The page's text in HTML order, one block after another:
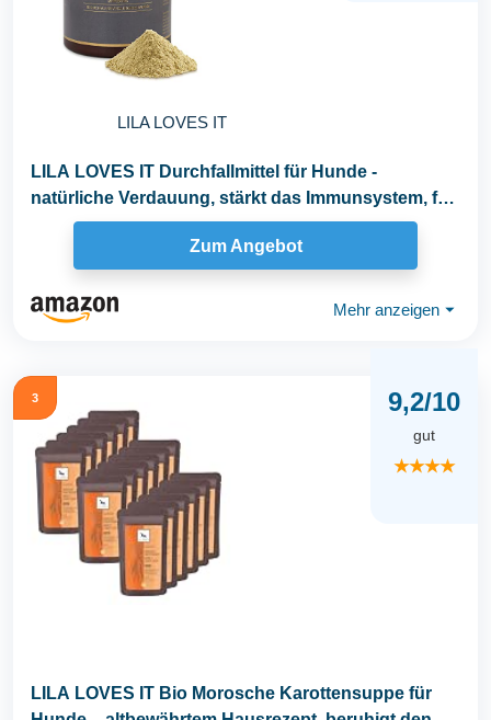
LILA LOVES IT
LILA LOVES IT Durchfallmittel für Hunde -
natürliche Verdauung, stärkt das Immunsystem, für
eine...
Zum Angebot
Mehr anzeigen ⏷
3 9,2/10
gut
★★★★
LILA LOVES IT Bio Morosche Karottensuppe für